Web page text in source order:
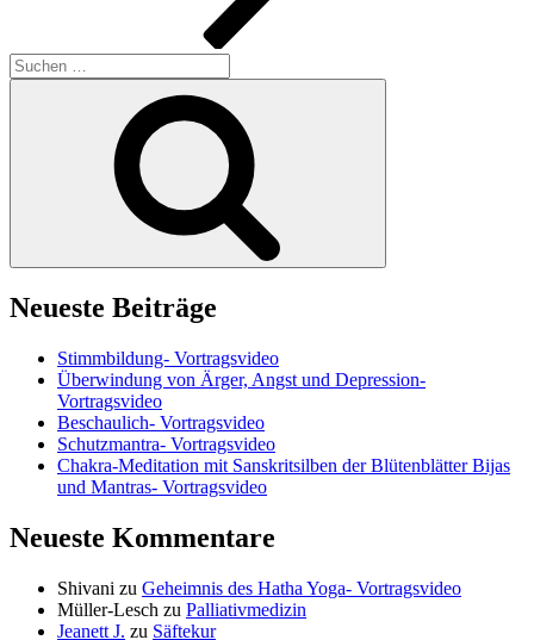
Suchen
nach:
Neueste Beiträge
Stimmbildung- Vortragsvideo
Überwindung von Ärger, Angst und Depression-
Vortragsvideo
Beschaulich- Vortragsvideo
Schutzmantra- Vortragsvideo
Chakra-Meditation mit Sanskritsilben der Blütenblätter Bijas
und Mantras- Vortragsvideo
Neueste Kommentare
Shivani zu Geheimnis des Hatha Yoga- Vortragsvideo
Müller-Lesch zu Palliativmedizin
Jeanett J. zu Säftekur